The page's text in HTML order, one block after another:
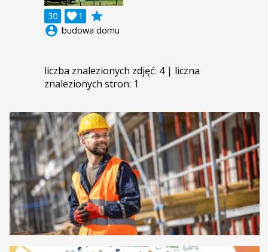
30 1

grade
account_circle budowa domu
liczba znalezionych zdjęć: 4 | liczna
znalezionych stron: 1